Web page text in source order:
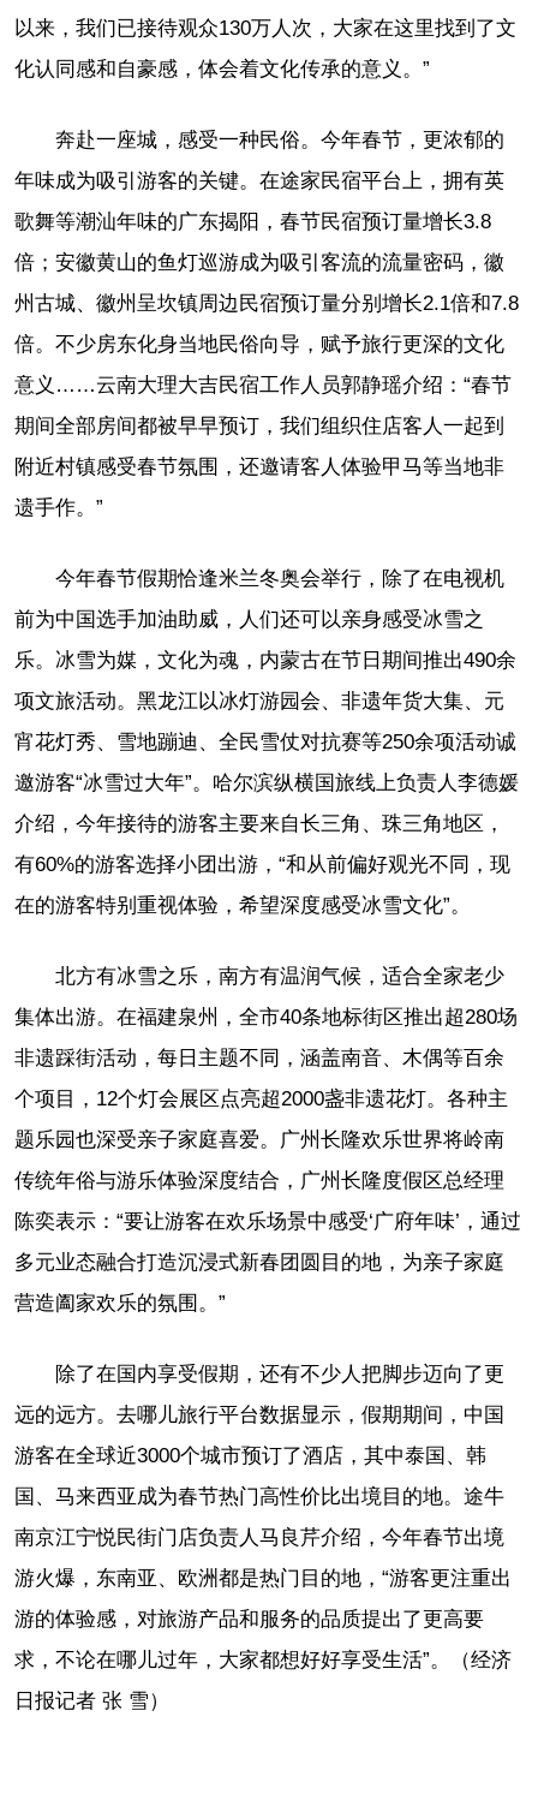
以来，我们已接待观众130万人次，大家在这里找到了文
化认同感和自豪感，体会着文化传承的意义。”
奔赴一座城，感受一种民俗。今年春节，更浓郁的
年味成为吸引游客的关键。在途家民宿平台上，拥有英
歌舞等潮汕年味的广东揭阳，春节民宿预订量增长3.8
倍；安徽黄山的鱼灯巡游成为吸引客流的流量密码，徽
州古城、徽州呈坎镇周边民宿预订量分别增长2.1倍和7.8
倍。不少房东化身当地民俗向导，赋予旅行更深的文化
意义……云南大理大吉民宿工作人员郭静瑶介绍：“春节
期间全部房间都被早早预订，我们组织住店客人一起到
附近村镇感受春节氛围，还邀请客人体验甲马等当地非
遗手作。”
今年春节假期恰逢米兰冬奥会举行，除了在电视机
前为中国选手加油助威，人们还可以亲身感受冰雪之
乐。冰雪为媒，文化为魂，内蒙古在节日期间推出490余
项文旅活动。黑龙江以冰灯游园会、非遗年货大集、元
宵花灯秀、雪地蹦迪、全民雪仗对抗赛等250余项活动诚
邀游客“冰雪过大年”。哈尔滨纵横国旅线上负责人李德媛
介绍，今年接待的游客主要来自长三角、珠三角地区，
有60%的游客选择小团出游，“和从前偏好观光不同，现
在的游客特别重视体验，希望深度感受冰雪文化”。
北方有冰雪之乐，南方有温润气候，适合全家老少
集体出游。在福建泉州，全市40条地标街区推出超280场
非遗踩街活动，每日主题不同，涵盖南音、木偶等百余
个项目，12个灯会展区点亮超2000盏非遗花灯。各种主
题乐园也深受亲子家庭喜爱。广州长隆欢乐世界将岭南
传统年俗与游乐体验深度结合，广州长隆度假区总经理
陈奕表示：“要让游客在欢乐场景中感受‘广府年味’，通过
多元业态融合打造沉浸式新春团圆目的地，为亲子家庭
营造阖家欢乐的氛围。”
除了在国内享受假期，还有不少人把脚步迈向了更
远的远方。去哪儿旅行平台数据显示，假期期间，中国
游客在全球近3000个城市预订了酒店，其中泰国、韩
国、马来西亚成为春节热门高性价比出境目的地。途牛
南京江宁悦民街门店负责人马良芹介绍，今年春节出境
游火爆，东南亚、欧洲都是热门目的地，“游客更注重出
游的体验感，对旅游产品和服务的品质提出了更高要
求，不论在哪儿过年，大家都想好好享受生活”。（经济
日报记者 张 雪）